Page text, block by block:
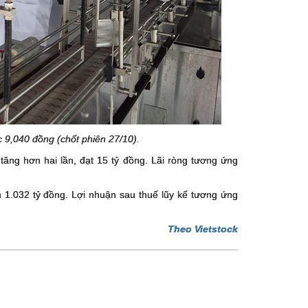
đồng (chốt phiên 27/10).
hơn hai lần, đạt 15 tỷ đồng. Lãi ròng tương ứng
tỷ đồng. Lợi nhuận sau thuế lũy kế tương ứng
Theo Vietstock